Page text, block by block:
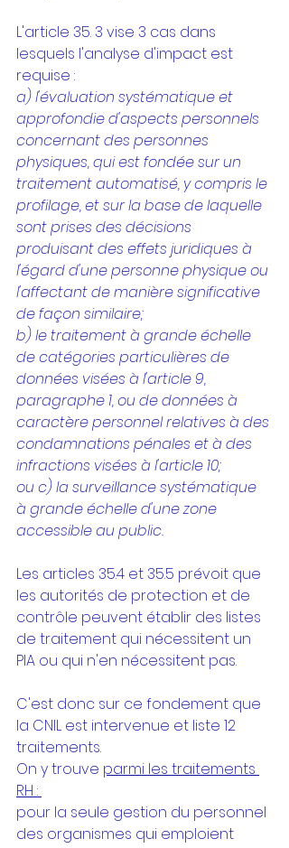
L'article 35. 3 vise 3 cas dans
lesquels l'analyse d'impact est
requise :
a) l'évaluation systématique et
approfondie d'aspects personnels
concernant des personnes
physiques, qui est fondée sur un
traitement automatisé, y compris le
profilage, et sur la base de laquelle
sont prises des décisions
produisant des effets juridiques à
l'égard d'une personne physique ou
l'affectant de manière significative
de façon similaire;
b) le traitement à grande échelle
de catégories particulières de
données visées à l'article 9,
paragraphe 1, ou de données à
caractère personnel relatives à des
condamnations pénales et à des
infractions visées à l'article 10;
ou c) la surveillance systématique
à grande échelle d'une zone
accessible au public.
Les articles 35.4 et 35.5 prévoit que
les autorités de protection et de
contrôle peuvent établir des listes
de traitement qui nécessitent un
PIA ou qui n'en nécessitent pas.
C'est donc sur ce fondement que
la CNIL est intervenue et liste 12
traitements.
On y trouve parmi les traitements
RH :
pour la seule gestion du personnel
des organismes qui emploient